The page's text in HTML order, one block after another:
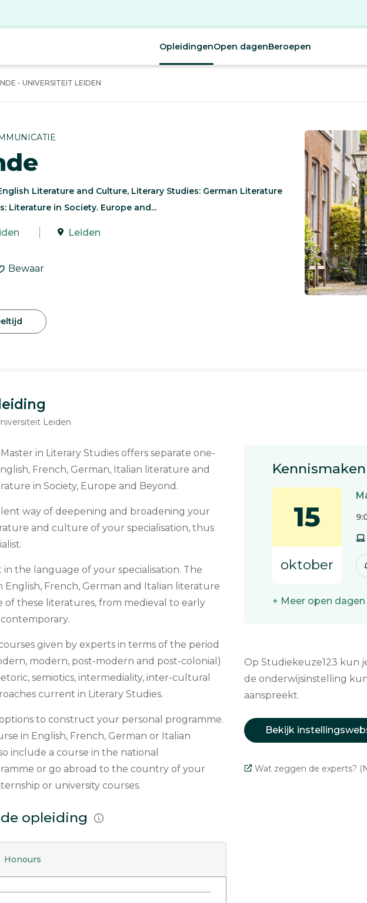
OpleidingenOpen dagenBeroepen
- UNIVERSITEIT LEIDEN
Literature and Culture, Literary Studies: German Literature
Literature in Society. Europe and...
Leiden
Bewaar
Leiden
in Literary Studies offers separate one-
French, German, Italian literature and
in Society, Europe and Beyond.
way of deepening and broadening your
and culture of your specialisation, thus
the language of your specialisation. The
English, French, German and Italian literature
of these literatures, from medieval to early
given by experts in terms of the period
modern, post-modern and post-colonial)
semiotics, intermediality, inter-cultural
current in Literary Studies.
to construct your personal programme.
in English, French, German or Italian
include a course in the national
or go abroad to the country of your
or university courses.
opleiding
Honours
15
oktober
+ Meer open dagen
Op Studiekeuze123 kun
de onderwijsinstelling
aanspreekt.
Bekijk
Wat zeggen de experts?